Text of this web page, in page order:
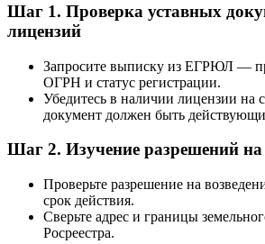
Шаг 1. Проверка уставных
лицензий
Запросите выписку из ЕГРЮЛ —
ОГРН и статус регистрации.
Убедитесь в наличии лицензии на
документ должен быть
Шаг 2. Изучение разрешений на
Проверьте разрешение на
срок действия.
Сверьте адрес и границы
Росреестра.